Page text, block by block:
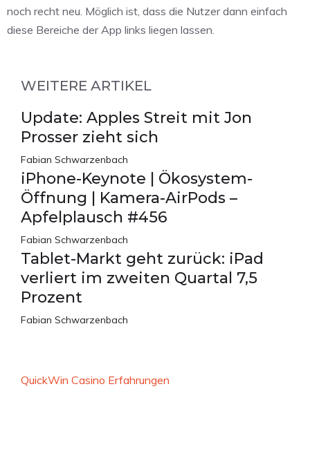
noch recht neu. Möglich ist, dass die Nutzer dann einfach
diese Bereiche der App links liegen lassen.
WEITERE ARTIKEL
Update: Apples Streit mit Jon
Prosser zieht sich
Fabian Schwarzenbach
iPhone-Keynote | Ökosystem-
Öffnung | Kamera-AirPods –
Apfelplausch #456
Fabian Schwarzenbach
Tablet-Markt geht zurück: iPad
verliert im zweiten Quartal 7,5
Prozent
Fabian Schwarzenbach
QuickWin Casino Erfahrungen